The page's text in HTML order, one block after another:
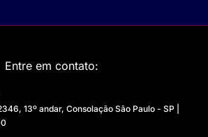
Entre em contato:
13º andar, Consolação São Paulo - SP |